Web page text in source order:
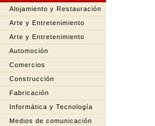
Alojamiento y Restauración
Arte y Entretenimiento
Arte y Entretenimiento
Automoción
Comercios
Construcción
Fabricación
Informática y Tecnología
Medios de comunicación